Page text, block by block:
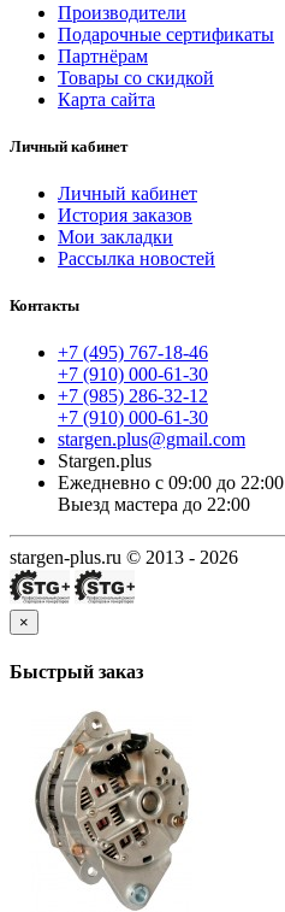
Производители
Подарочные сертификаты
Партнёрам
Товары со скидкой
Карта сайта
Личный кабинет
Личный кабинет
История заказов
Мои закладки
Рассылка новостей
Контакты
+7 (495) 767-18-46
+7 (910) 000-61-30
+7 (985) 286-32-12
+7 (910) 000-61-30
stargen.plus@gmail.com
Stargen.plus
Ежедневно с 09:00 до 22:00
Выезд мастера до 22:00
stargen-plus.ru © 2013 - 2026
×
Быстрый заказ